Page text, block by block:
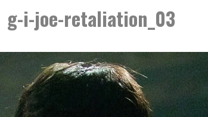
g-i-joe-retaliation_03